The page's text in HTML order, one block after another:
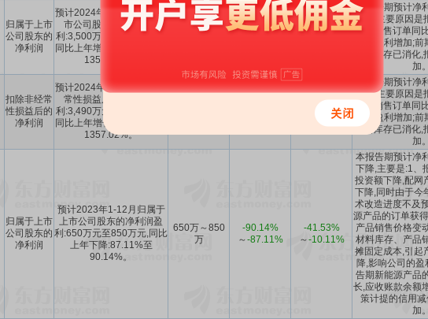
归属于上市
公司股东的
净利润
预计2024年1-6月归属于上
市公司股东的净利润盈
利:3,500万元至4,500万元,
同比上年增长:1076.01%至
1354.87%。
3500万～
1076.01%～
76.27%～
本报告期预计净
上升,主要原因是
国外销售订单同
增加,盈利增加;
材料库存已消化
加。
扣除非经常
性损益后的
净利润
预计2024年1-6月扣除非经
常性损益后的净利润盈
利:3,490万元至4,490万元,
同比上年增长:1077.06%至
1357.02%。
77.81%～
157.41%
本报告期预计净
上升,主要原因是
国外销售订单同
增加,盈利增加;
材料库存已消化,
加。
归属于上市
公司股东的
净利润
预计2023年1-12月归属于
上市公司股东的净利润盈
利:650万元至850万元,同比
上年下降:87.11%至
90.14%。
650万～850
万
-90.14%
～-87.11%
-41.53%
～-10.11%
本报告期预计净
下降,主要是:1、
投资额下降,配网
下降,同时由于今
术改造进度不及
源产品的订单获
产品销售价格变
材料库存、产品
摊固定成本,引起
降,影响公司的
告期新能源产品
长,应收账款余额
策计提的信用
加。